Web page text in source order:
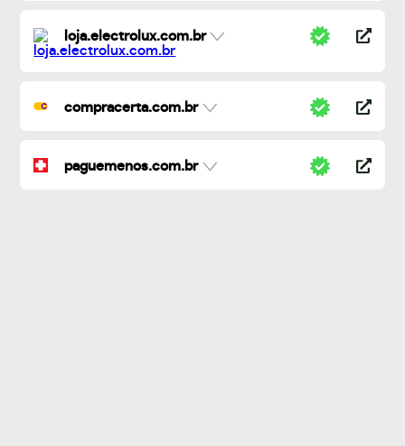
loja.electrolux.com.br
compracerta.com.br
paguemenos.com.br